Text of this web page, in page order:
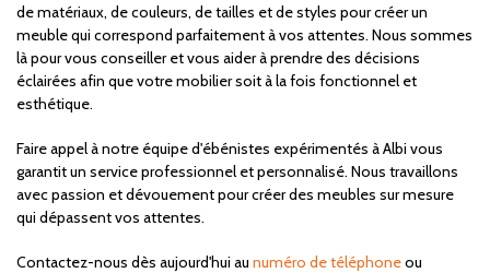
de matériaux, de couleurs, de tailles et de styles pour créer un
meuble qui correspond parfaitement à vos attentes. Nous sommes
là pour vous conseiller et vous aider à prendre des décisions
éclairées afin que votre mobilier soit à la fois fonctionnel et
esthétique.
Faire appel à notre équipe d'ébénistes expérimentés à Albi vous
garantit un service professionnel et personnalisé. Nous travaillons
avec passion et dévouement pour créer des meubles sur mesure
qui dépassent vos attentes.
Contactez-nous dès aujourd'hui au numéro de téléphoneou